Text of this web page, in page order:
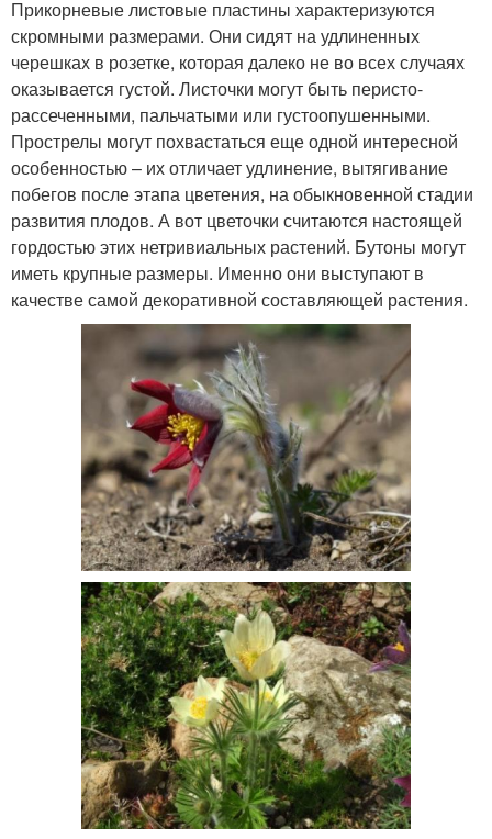
Прикорневые листовые пластины характеризуются
скромными размерами. Они сидят на удлиненных
черешках в розетке, которая далеко не во всех случаях
оказывается густой. Листочки могут быть перисто-
рассеченными, пальчатыми или густоопушенными.
Прострелы могут похвастаться еще одной интересной
особенностью – их отличает удлинение, вытягивание
побегов после этапа цветения, на обыкновенной стадии
развития плодов. А вот цветочки считаются настоящей
гордостью этих нетривиальных растений. Бутоны могут
иметь крупные размеры. Именно они выступают в
качестве самой декоративной составляющей растения.